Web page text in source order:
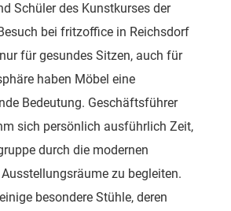
Schüler des Kunstkurses der
bei fritzoffice in Reichsdorf
für gesundes Sitzen, auch für
haben Möbel eine
Bedeutung. Geschäftsführer
sich persönlich ausführlich Zeit,
durch die modernen
zu begleiten.
besondere Stühle, deren